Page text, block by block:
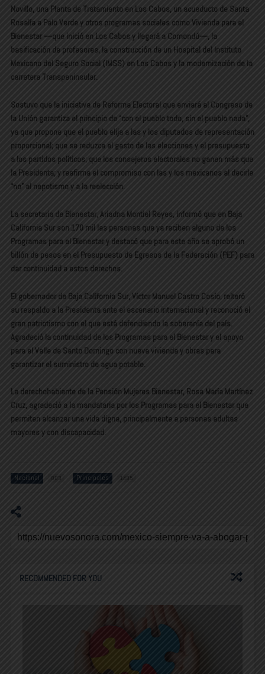
Novillo, una Planta de Tratamiento en Los Cabos, un acueducto de Santa
Rosalía a Palo Verde y otros programas sociales como Vivienda para el
Bienestar —que inició en Los Cabos y llegará a Comondú—, la
basificación de profesores, la construcción de un Hospital del Instituto
Mexicano del Seguro Social (IMSS) en Los Cabos y la modernización de la
carretera Transpeninsular.
Sostuvo que la iniciativa de Reforma Electoral que enviará al Congreso de
la Unión garantiza el principio de “con el pueblo todo, sin el pueblo nada”,
ya que propone que el pueblo elija a las y los diputados de representación
proporcional; que se reduzca el gasto de las elecciones y el presupuesto
a los partidos políticos; que los consejeros electorales no ganen más que
la Presidenta; y reafirma el compromiso con las y los mexicanos al decirle
“no” al nepotismo y a la reelección.
La secretaria de Bienestar, Ariadna Montiel Reyes, informó que en Baja
California Sur son 170 mil las personas que ya reciben alguno de los
Programas para el Bienestar y destacó que para este año se aprobó un
billón de pesos en el Presupuesto de Egresos de la Federación (PEF) para
dar continuidad a estos derechos.
El gobernador de Baja California Sur, Víctor Manuel Castro Cosío, reiteró
su respaldo a la Presidenta ante el escenario internacional y reconoció el
gran patriotismo con el que está defendiendo la soberanía del país.
Agradeció la continuidad de los Programas para el Bienestar y el apoyo
para el Valle de Santo Domingo con nueva vivienda y obras para
garantizar el suministro de agua potable.
La derechohabiente de la Pensión Mujeres Bienestar, Rosa María Martínez
Cruz, agradeció a la mandataria por los Programas para el Bienestar que
permiten alcanzar una vida digna, principalmente a personas adultas
mayores y con discapacidad.
Nacional 803 Principales 1485
RECOMMENDED FOR YOU